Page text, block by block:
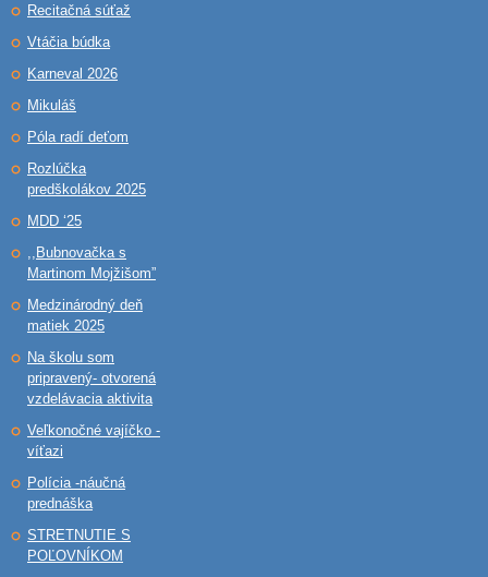
Recitačná súťaž
Vtáčia búdka
Karneval 2026
Mikuláš
Póla radí deťom
Rozlúčka
predškolákov 2025
MDD ‘25
,,Bubnovačka s
Martinom Mojžišom”
Medzinárodný deň
matiek 2025
Na školu som
pripravený- otvorená
vzdelávacia aktivita
Veľkonočné vajíčko -
víťazi
Polícia -náučná
prednáška
STRETNUTIE S
POĽOVNÍKOM